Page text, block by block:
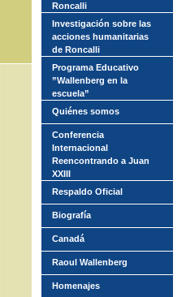
Roncalli
Investigación sobre las
acciones humanitarias
de Roncalli
Programa Educativo
”Wallenberg en la
escuela”
Quiénes somos
Conferencia
Internacional
Reencontrando a Juan
XXIII
Respaldo Oficial
Biografía
Canadá
Raoul Wallenberg
Homenajes